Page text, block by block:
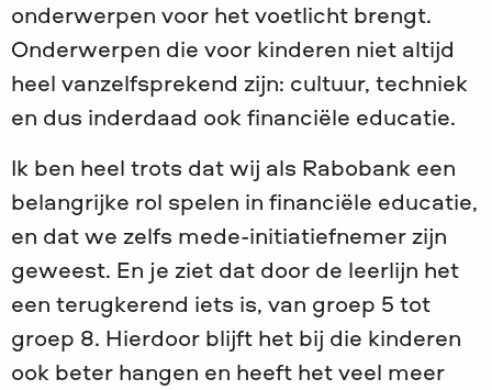
onderwerpen voor het voetlicht brengt.
Onderwerpen die voor kinderen niet altijd
heel vanzelfsprekend zijn: cultuur, techniek
en dus inderdaad ook financiële educatie.
Ik ben heel trots dat wij als Rabobank een
belangrijke rol spelen in financiële educatie,
en dat we zelfs mede-initiatiefnemer zijn
geweest. En je ziet dat door de leerlijn het
een terugkerend iets is, van groep 5 tot
groep 8. Hierdoor blijft het bij die kinderen
ook beter hangen en heeft het veel meer